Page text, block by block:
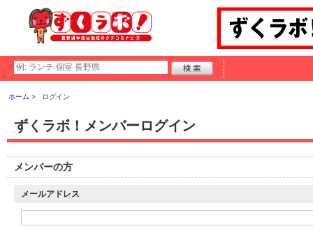
ホーム ログイン
ずくラボ！メンバーログイン
メンバーの方
メールアドレス